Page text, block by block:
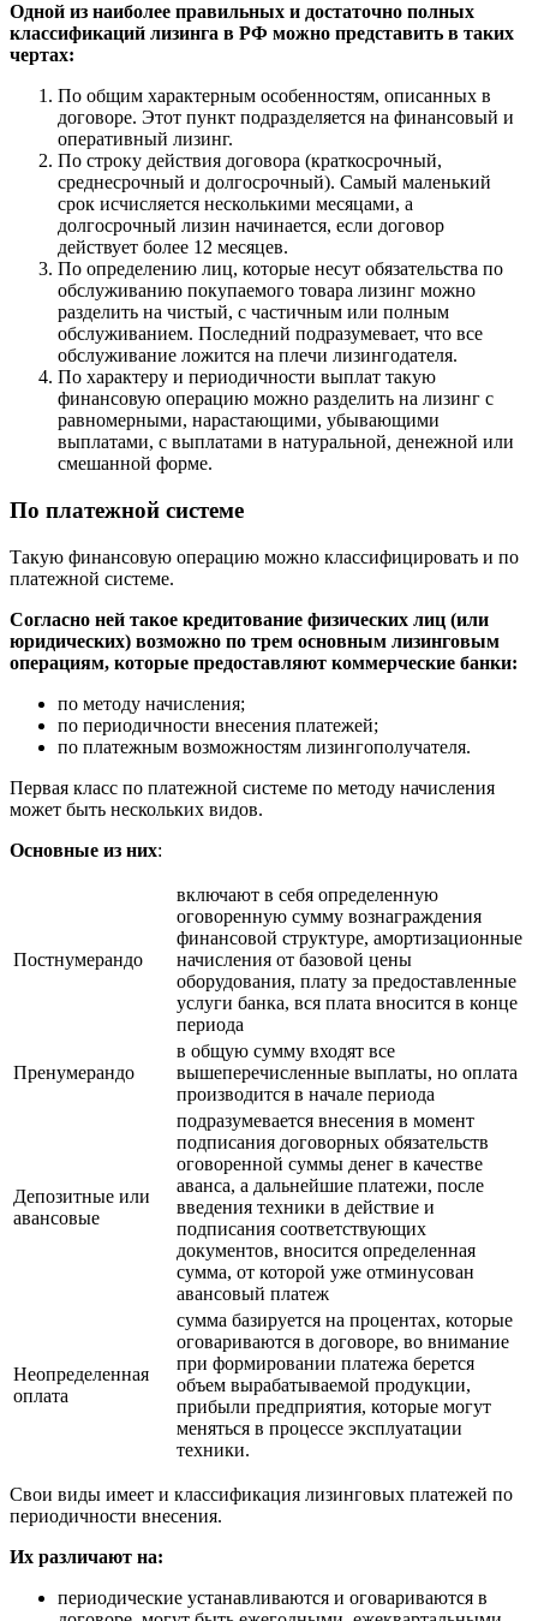
Одной из наиболее правильных и достаточно полных
классификаций лизинга в РФ можно представить в таких
чертах:
По общим характерным особенностям, описанных в
договоре. Этот пункт подразделяется на финансовый и
оперативный лизинг.
По строку действия договора (краткосрочный,
среднесрочный и долгосрочный). Самый маленький
срок исчисляется несколькими месяцами, а
долгосрочный лизин начинается, если договор
действует более 12 месяцев.
По определению лиц, которые несут обязательства по
обслуживанию покупаемого товара лизинг можно
разделить на чистый, с частичным или полным
обслуживанием. Последний подразумевает, что все
обслуживание ложится на плечи лизингодателя.
По характеру и периодичности выплат такую
финансовую операцию можно разделить на лизинг с
равномерными, нарастающими, убывающими
выплатами, с выплатами в натуральной, денежной или
смешанной форме.
По платежной системе
Такую финансовую операцию можно классифицировать и по
платежной системе.
Согласно ней такое кредитование физических лиц (или
юридических) возможно по трем основным лизинговым
операциям, которые предоставляют коммерческие банки:
по методу начисления;
по периодичности внесения платежей;
по платежным возможностям лизингополучателя.
Первая класс по платежной системе по методу начисления
может быть нескольких видов.
Основные из них:
Постнумерандо
включают в себя определенную
оговоренную сумму вознаграждения
финансовой структуре, амортизационные
начисления от базовой цены
оборудования, плату за предоставленные
услуги банка, вся плата вносится в конце
периода
Пренумерандо
в общую сумму входят все
вышеперечисленные выплаты, но оплата
производится в начале периода
Депозитные или
авансовые
подразумевается внесения в момент
подписания договорных обязательств
оговоренной суммы денег в качестве
аванса, а дальнейшие платежи, после
введения техники в действие и
подписания соответствующих
документов, вносится определенная
сумма, от которой уже отминусован
авансовый платеж
Неопределенная
оплата
сумма базируется на процентах, которые
оговариваются в договоре, во внимание
при формировании платежа берется
объем вырабатываемой продукции,
прибыли предприятия, которые могут
меняться в процессе эксплуатации
техники.
Свои виды имеет и классификация лизинговых платежей по
периодичности внесения.
Их различают на:
периодические устанавливаются и оговариваются в